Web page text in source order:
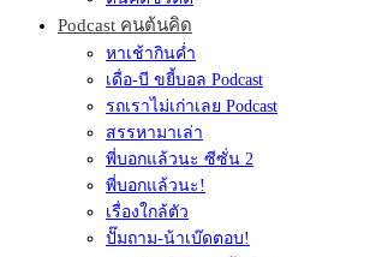
Podcast คนต้นคิด
หาเช้ากินค่ำ
เดื่อ-บี ขยี้บอล Podcast
รถเราไม่เก่าเลย Podcast
สรรหามาเล่า
พี่บอกแล้วนะ ซีซั่น 2
พี่บอกแล้วนะ!
เรื่องใกล้ตัว
ปั๊มถาม-น้าเบ๊ดตอบ!